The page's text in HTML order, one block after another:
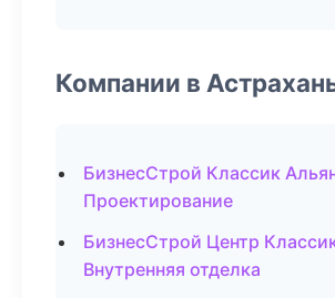
Компании в
БизнесСтрой Классик
Проектирование
БизнесСтрой Центр
Внутренняя отделка